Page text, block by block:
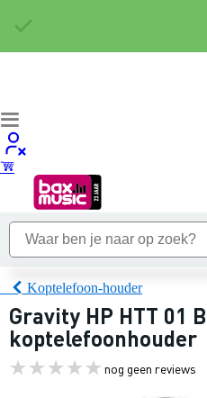
Koptelefoon-houder
Gravity HP HTT 01 B
koptelefoonhouder
nog geen reviews